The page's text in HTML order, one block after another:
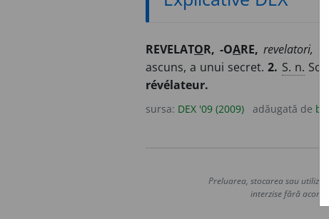
REVELATOR, -OARE, revelatori, -
ascuns, a unui secret.2. S. n.
révélateur.
sursa: DEX '09 (2009) adăugată de
Preluarea, stocarea sau
interzise fără